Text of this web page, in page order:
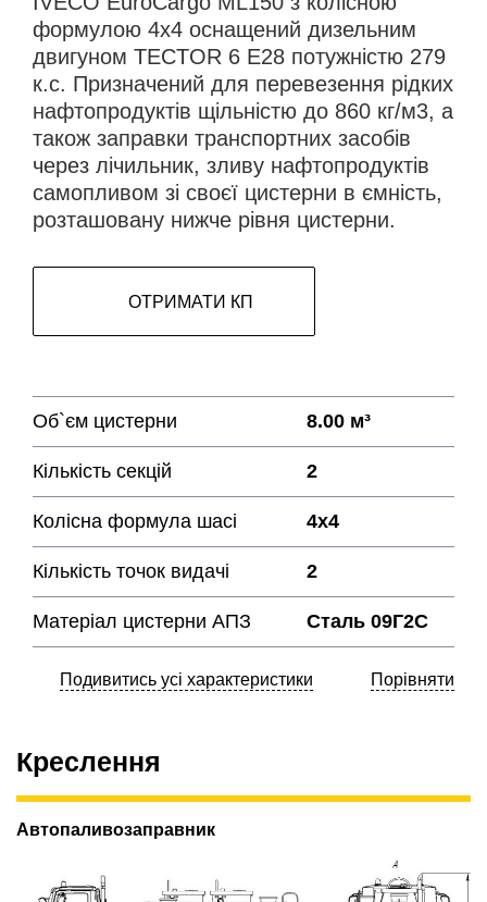
формулою 4х4 оснащений дизельним
двигуном TECTOR 6 E28 потужністю 279
к.с. Призначений для перевезення рідких
нафтопродуктів щільністю до 860 кг/м3, а
також заправки транспортних засобів
через лічильник, зливу нафтопродуктів
самопливом зі своєї цистерни в ємність,
розташовану нижче рівня цистерни.
ОТРИМАТИ КП
Об`єм цистерни 8.00 м³
Кількість секцій 2
Колісна формула шасі 4х4
Кількість точок видачі 2
Матеріал цистерни АПЗ Сталь 09Г2С
Подивитись усі характеристики Порівняти
Креслення
Автопаливозаправник